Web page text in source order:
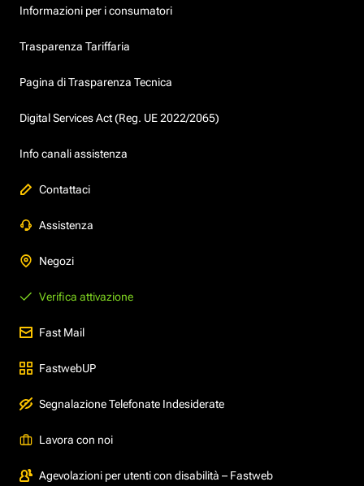
Informazioni per i consumatori
Trasparenza Tariffaria
Pagina di Trasparenza Tecnica
Digital Services Act (Reg. UE 2022/2065)
Info canali assistenza
Contattaci
Assistenza
Negozi
Verifica attivazione
Fast Mail
FastwebUP
Segnalazione Telefonate Indesiderate
Lavora con noi
Agevolazioni per utenti con disabilità – Fastweb